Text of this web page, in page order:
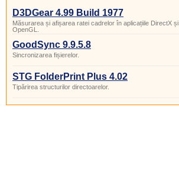
D3DGear 4.99 Build 1977
Măsurarea și afișarea ratei cadrelor în aplicațiile DirectX și
OpenGL.
GoodSync 9.9.5.8
Sincronizarea fișierelor.
STG FolderPrint Plus 4.02
Tipărirea structurilor directoarelor.